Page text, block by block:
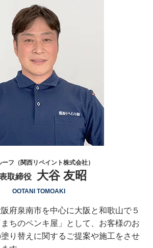
ーフ（関西リペイント株式会社）
取締役 大谷 友昭
OOTANI TOMOAKI
府泉南市を中心に大阪と和歌山で５
ちのペンキ屋」として、お客様のお
り替えに関するご提案や施工をさせ